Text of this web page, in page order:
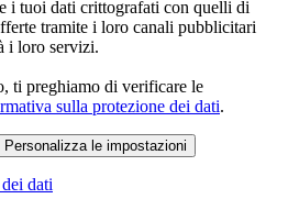
i tuoi dati crittografati con quelli di
tramite i loro canali pubblicitari
i loro servizi.
ti preghiamo di verificare le
sulla protezione dei dati.
Personalizza le impostazioni
dati